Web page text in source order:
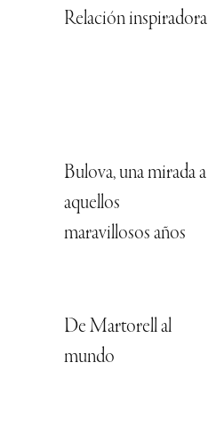
Relación inspiradora
Bulova, una mirada a
aquellos
maravillosos años
De Martorell al
mundo